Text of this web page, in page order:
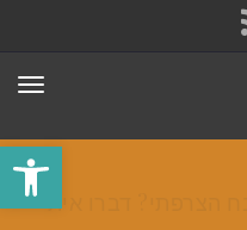
פתח
הצרפתי? דברו איתי